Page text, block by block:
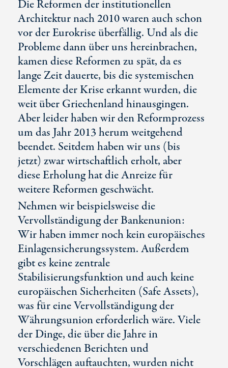
Die Reformen der institutionellen
Architektur nach 2010 waren auch schon
vor der Eurokrise überfällig. Und als die
Probleme dann über uns hereinbrachen,
kamen diese Reformen zu spät, da es
lange Zeit dauerte, bis die systemischen
Elemente der Krise erkannt wurden, die
weit über Griechenland hinausgingen.
Aber leider haben wir den Reformprozess
um das Jahr 2013 herum weitgehend
beendet. Seitdem haben wir uns (bis
jetzt) zwar wirtschaftlich erholt, aber
diese Erholung hat die Anreize für
weitere Reformen geschwächt.
Nehmen wir beispielsweise die
Vervollständigung der Bankenunion:
Wir haben immer noch kein europäisches
Einlagensicherungssystem. Außerdem
gibt es keine zentrale
Stabilisierungsfunktion und auch keine
europäischen Sicherheiten (Safe Assets),
was für eine Vervollständigung der
Währungsunion erforderlich wäre. Viele
der Dinge, die über die Jahre in
verschiedenen Berichten und
Vorschlägen auftauchten, wurden nicht